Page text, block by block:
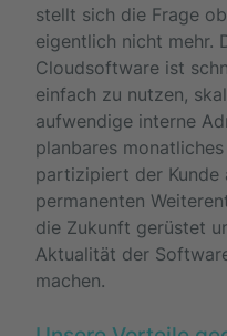
stellt sich die Frage
eigentlich nicht mehr.
Cloudsoftware ist
einfach zu nutzen,
aufwendige interne
planbares
partizipiert der Kunde
permanenten
die Zukunft gerüstet
Aktualität der
machen.